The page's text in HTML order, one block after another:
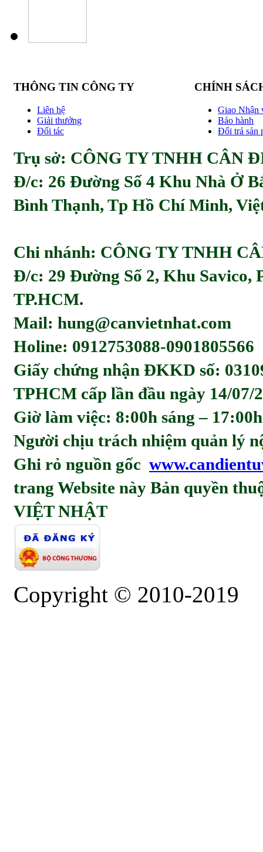
THÔNG TIN CÔNG TY
Liên hệ
Giải thưởng
Đối tác
CHÍNH
Giao Nhận
Bảo hành
Đổi trả sản
Trụ sở: CÔNG TY TNHH CÂN
Đ/c: 26 Đường Số 4 Khu Nhà Ở
Bình Thạnh, Tp Hồ Chí Minh,
Chi nhánh: CÔNG TY TNHH
Đ/c: 29 Đường Số 2, Khu Savico,
TP.HCM.
Mail: hung@canvietnhat.com
Holine: 0912753088-0901805566
Giấy chứng nhận ĐKKD số:
TPHCM cấp lần đầu ngày 14/07/
Giờ làm việc: 8:00h sáng –
Người chịu trách nhiệm quản lý
Ghi rỏ nguồn gốc
trang Website này Bản quyền
VIỆT NHẬT
Copyright © 2010-2019